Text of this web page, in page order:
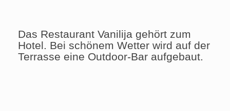
Das Restaurant Vanilija gehört zum
Hotel. Bei schönem Wetter wird auf der
Terrasse eine Outdoor-Bar aufgebaut.